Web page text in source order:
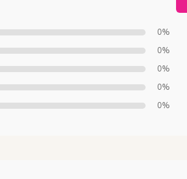
0%
0%
0%
0%
0%